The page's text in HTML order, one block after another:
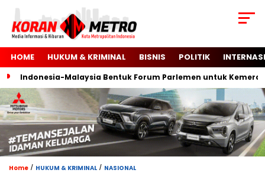
HOME HUKUM & KRIMINAL BISNIS POLITIK
Indonesia-Malaysia Bentuk Forum Parlemen untuk
Home / HUKUM & KRIMINAL / NASIONAL